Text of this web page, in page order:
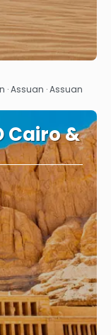
· Assuan · Assuan
Cairo &